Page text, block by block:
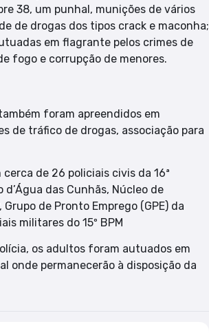
38, um punhal, munições de vários
de drogas dos tipos crack e maconha;
em flagrante pelos crimes de
fogo e corrupção de menores.
foram apreendidos em
de tráfico de drogas, associação para
de 26 policiais civis da 16ª
das Cunhãs, Núcleo de
de Pronto Emprego (GPE) da
militares do 15º BPM
os adultos foram autuados em
onde permanecerão à disposição da